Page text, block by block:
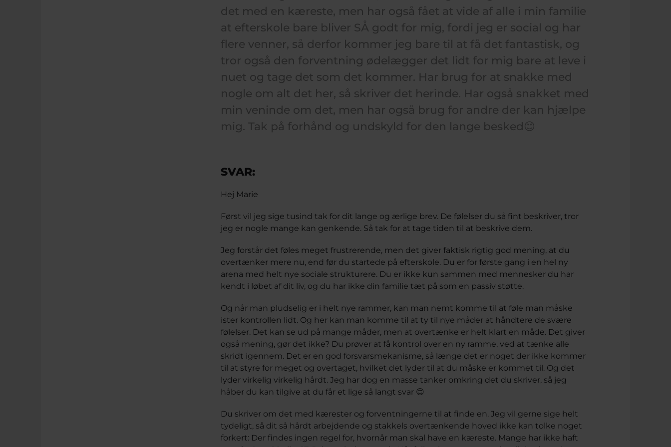
det med en kæreste, men har også fået at vide af alle i min familie
at efterskole bare bliver SÅ godt for mig, fordi jeg er social og har
flere venner, så derfor kommer jeg bare til at få det fantastisk, og
tror også den forventning ødelægger det lidt for mig bare at leve i
nuet og tage det som det kommer. Har brug for at snakke med
nogle om alt det her, så skriver det herinde. Har også snakket med
min veninde om det, men har også brug for andre der kan hjælpe
mig. Tak på forhånd og undskyld for den lange besked😊
SVAR:
Hej Marie
Først vil jeg sige tusind tak for dit lange og ærlige brev. De følelser du så fint beskriver, tror
jeg er nogle mange kan genkende. Så tak for at tage tiden til at beskrive dem.
Jeg forstår det føles meget frustrerende, men det giver faktisk rigtig god mening, at du
overtænker mere nu, end før du startede på efterskole. Du er for første gang i en hel ny
arena med helt nye sociale strukturere. Du er ikke kun sammen med mennesker du har
kendt i løbet af dit liv, og du har ikke din familie tæt på som en passiv støtte.
Og når man pludselig er i helt nye rammer, kan man nemt komme til at føle man måske
ister kontrollen lidt. Og her kan man komme til at ty til nye måder at håndtere de svære
følelser. Det kan se ud på mange måder, men at overtænke er helt klart en måde. Det giver
også mening, gør det ikke? Du prøver at få kontrol over en ny ramme, ved at tænke alle
skridt igennem. Det er en god forsvarsmekanisme, så længe det er noget der ikke kommer
til at styre for meget og overtaget, hvilket det lyder til at du måske er kommet til. Og det
lyder virkelig virkelig hårdt. Jeg har dog en masse tanker omkring det du skriver, så jeg
håber du kan tilgive at du får et lige så langt svar 😊
Du skriver om det med kærester og forventningerne til at finde en. Jeg vil gerne sige helt
tydeligt, så dit så hårdt arbejdende og stakkels overtænkende hoved ikke kan tolke noget
forkert: Der findes ingen regel for, hvornår man skal have en kæreste. Mange har ikke haft